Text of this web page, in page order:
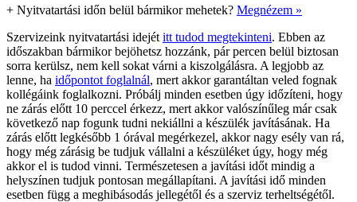
+ Nyitvatartási időn belül bármikor mehetek? Megnézem »
Szervizeink nyitvatartási idejét itt tudod megtekinteni. Ebben az
időszakban bármikor bejöhetsz hozzánk, pár percen belül biztosan
sorra kerülsz, nem kell sokat várni a kiszolgálásra. A legjobb az
lenne, ha időpontot foglalnál, mert akkor garantáltan veled fognak
kollégáink foglalkozni. Próbálj minden esetben úgy időzíteni, hogy
ne zárás előtt 10 perccel érkezz, mert akkor valószínűleg már csak
következő nap fogunk tudni nekiállni a készülék javításának. Ha
zárás előtt legkésőbb 1 órával megérkezel, akkor nagy esély van rá,
hogy még zárásig be tudjuk vállalni a készüléket úgy, hogy még
akkor el is tudod vinni. Természetesen a javítási időt mindig a
helyszínen tudjuk pontosan megállapítani. A javítási idő minden
esetben függ a meghibásodás jellegétől és a szerviz terheltségétől.